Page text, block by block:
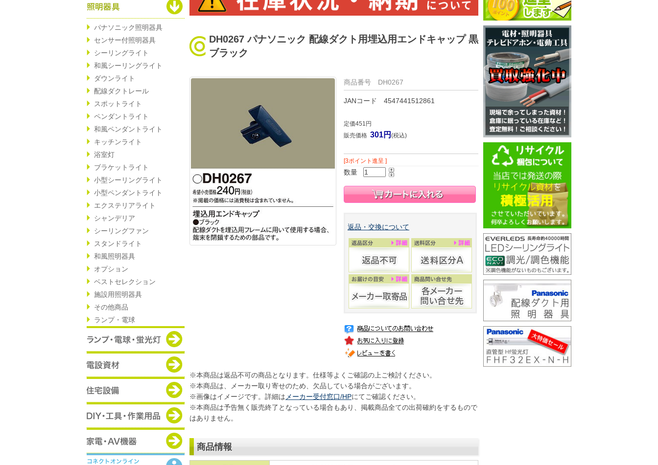
パナソニック照明器具
センサー付照明器具
シーリングライト
和風シーリングライト
ダウンライト
配線ダクトレール
スポットライト
ペンダントライト
和風ペンダントライト
キッチンライト
浴室灯
ブラケットライト
小型シーリングライト
小型ペンダントライト
エクステリアライト
シャンデリア
シーリングファン
スタンドライト
和風照明器具
オプション
ベストセレクション
施設用照明器具
その他商品
ランプ・電球
DH0267 パナソニック 配線ダクト用埋込用エンドキャップ 黒
ブラック
商品番号 DH0267
JANコード 4547441512861
定価451円
販売価格 301円 (税込)
[3ポイント進呈 ]
数量
返品・交換について
※本商品は返品不可の商品となります。仕様等よくご確認の上ご検討ください。
※本商品は、メーカー取り寄せのため、欠品している場合がございます。
※画像はイメージです。詳細は メーカー受付窓口/HPにてご確認ください。
※本商品は予告無く販売終了となっている場合もあり、掲載商品全ての出荷確約をするもので
はありません。
商品情報